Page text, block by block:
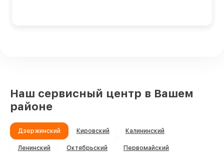
Наш сервисный центр в Вашем
районе
Дзержинский Кировский Калининский
Ленинский Октябрьский Первомайский